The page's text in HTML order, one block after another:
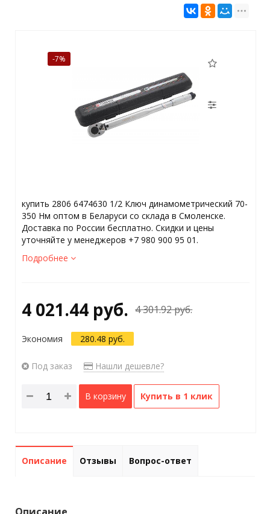
-7%
купить 2806 6474630 1/2 Ключ динамометрический 70-
350 Нм оптом в Беларуси со склада в Смоленске.
Доставка по России бесплатно. Скидки и цены
уточняйте у менеджеров +7 980 900 95 01.
Подробнее
4 021.44 руб. 4 301.92 руб.
Экономия 280.48 руб.
Под заказ Нашли дешевле?
В корзину Купить в 1 клик
Описание Отзывы Вопрос-ответ